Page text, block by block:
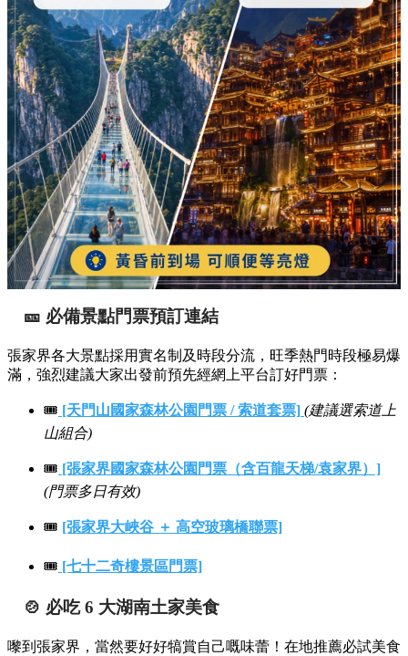
🎫 必備景點門票預訂連結
張家界各大景點採用實名制及時段分流，旺季熱門時段極易爆
滿，強烈建議大家出發前預先經網上平台訂好門票：
🎟️ [天門山國家森林公園門票 / 索道套票] (建議選索道上
山組合)
🎟️ [張家界國家森林公園門票（含百龍天梯/袁家界）]
(門票多日有效)
🎟️ [張家界大峽谷 ＋ 高空玻璃橋聯票]
🎟️ [七十二奇樓景區門票]
🍲 必吃 6 大湖南土家美食
嚟到張家界，當然要好好犒賞自己嘅味蕾！在地推薦必試美食